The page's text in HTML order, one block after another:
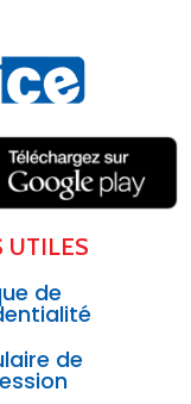
UTILES
de
de